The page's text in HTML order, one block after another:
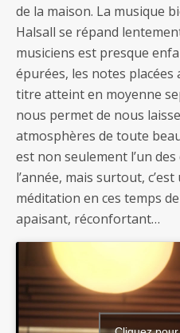
de la maison. La musique
Halsall se répand
musiciens est presque
épurées, les notes
titre atteint en moyenne
nous permet de nous
atmosphères de toute
est non seulement l’un
l’année, mais surtout,
méditation en ces temps
apaisant, réconfortant…